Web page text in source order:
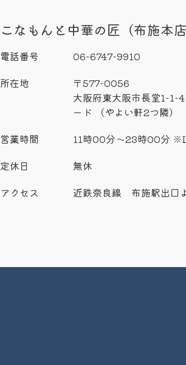
こなもんと中華の匠（布施本店
電話番号
06-6747-9910
所在地
〒577-0056
大阪府東大阪市長堂1-1-
ード （やよい軒2つ隣）
営業時間
11時00分～23時00分
定休日
無休
アクセス
近鉄奈良線 布施駅出口